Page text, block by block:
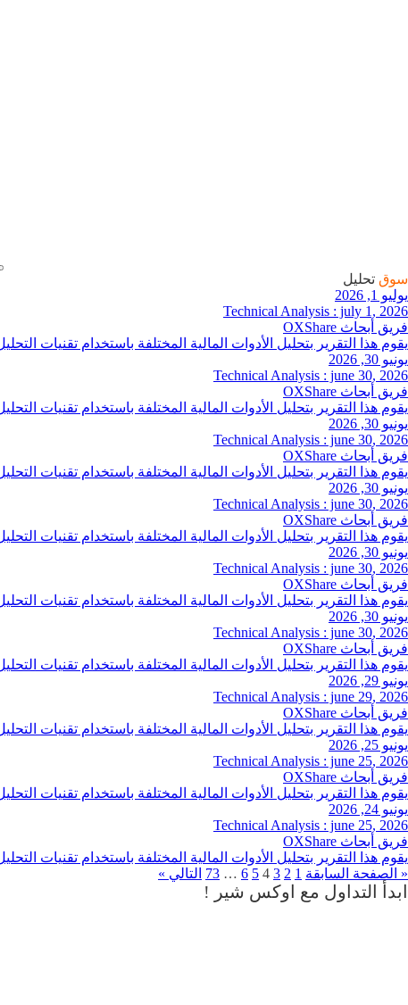
سوق تحليل
يوليو 1, 2026
Technical Analysis : july 1, 2026
فريق أبحاث OXShare
يقوم هذا التقرير بتحليل الأدوات المالية المختلفة باستخدام
يونيو 30, 2026
Technical Analysis : june 30, 2026
فريق أبحاث OXShare
يقوم هذا التقرير بتحليل الأدوات المالية المختلفة باستخدام
يونيو 30, 2026
Technical Analysis : june 30, 2026
فريق أبحاث OXShare
يقوم هذا التقرير بتحليل الأدوات المالية المختلفة باستخدام
يونيو 30, 2026
Technical Analysis : june 30, 2026
فريق أبحاث OXShare
يقوم هذا التقرير بتحليل الأدوات المالية المختلفة باستخدام
يونيو 30, 2026
Technical Analysis : june 30, 2026
فريق أبحاث OXShare
يقوم هذا التقرير بتحليل الأدوات المالية المختلفة باستخدام
يونيو 30, 2026
Technical Analysis : june 30, 2026
فريق أبحاث OXShare
يقوم هذا التقرير بتحليل الأدوات المالية المختلفة باستخدام
يونيو 29, 2026
Technical Analysis : june 29, 2026
فريق أبحاث OXShare
يقوم هذا التقرير بتحليل الأدوات المالية المختلفة باستخدام
يونيو 25, 2026
Technical Analysis : june 25, 2026
فريق أبحاث OXShare
يقوم هذا التقرير بتحليل الأدوات المالية المختلفة باستخدام
يونيو 24, 2026
Technical Analysis : june 25, 2026
فريق أبحاث OXShare
يقوم هذا التقرير بتحليل الأدوات المالية المختلفة باستخدام
« الصفحة السابقة 1
2
3
4
5
6
…
73 التالي »
ابدأ التداول مع اوكس شير !